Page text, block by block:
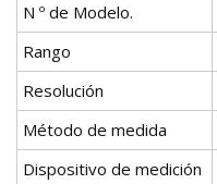
N º de Modelo.
Rango
Resolución
Método de medida
Dispositivo de medición